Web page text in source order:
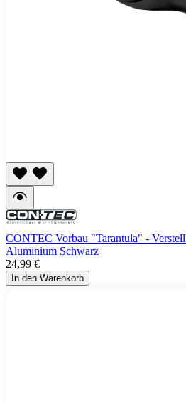
CONTEC Vorbau "Tarantula" -
Aluminium Schwarz
24,99 €
In den Warenkorb